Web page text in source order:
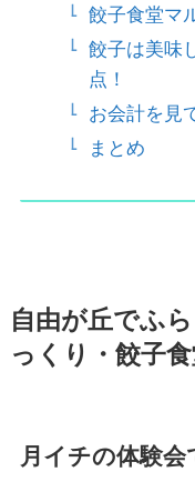
餃子食堂マ
餃子は美味
点！
お会計を見
まとめ
自由が丘でふ
っくり・餃子
月イチの体験会